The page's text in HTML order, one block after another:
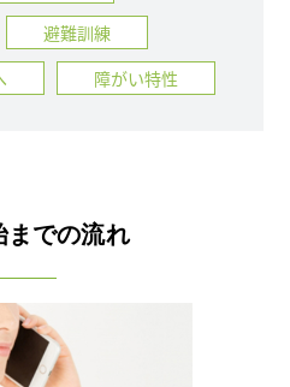
避難訓練
障がい特性
までの流れ